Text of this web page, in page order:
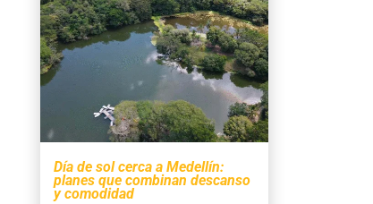
Día de sol cerca a Medellín:
planes que combinan descanso
y comodidad